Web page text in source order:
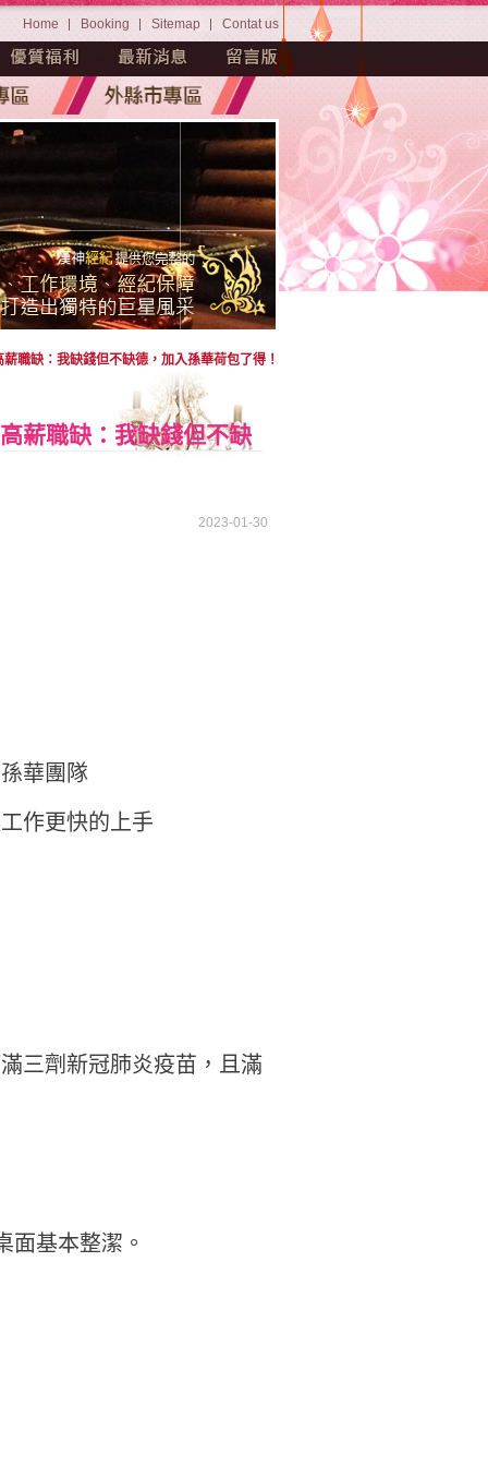
Home Booking Sitemap Contat us
職缺：我缺錢但不缺德，加入孫華荷包了得！
薪職缺：我缺錢但不缺
2023-01-30
華團隊
作更快的上手
三劑新冠肺炎疫苗，且滿
面基本整潔。